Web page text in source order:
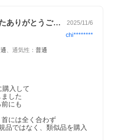
商品はすぐに到着しましたありがとうござ… 2025/11/6
chi********
、 通気性 ： 普通
購入して
した
にも
には全く合わず
品ではなく、類似品を購入